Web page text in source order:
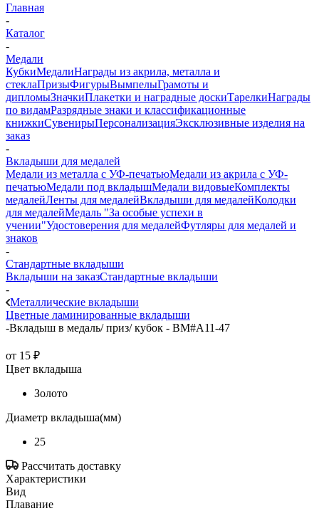
Главная
-
Каталог
-
Медали
КубкиМедалиНаграды из акрила, металла и
стеклаПризыФигурыВымпелыГрамоты и
дипломыЗначкиПлакетки и наградные доскиТарелкиНаграды
по видамРазрядные знаки и классификационные
книжкиСувенирыПерсонализацияЭксклюзивные изделия на
заказ
-
Вкладыши для медалей
Медали из металла с УФ-печатьюМедали из акрила с УФ-
печатьюМедали под вкладышМедали видовыеКомплекты
медалейЛенты для медалейВкладыши для медалейКолодки
для медалейМедаль "За особые успехи в
учении"Удостоверения для медалейФутляры для медалей и
знаков
-
Стандартные вкладыши
Вкладыши на заказСтандартные вкладыши
-
Металлические вкладыши
Цветные ламинированные вкладыши
-Вкладыш в медаль/ приз/ кубок - BM#A11-47
от 15 ₽
Цвет вкладыша
Золото
Диаметр вкладыша(мм)
25
Рассчитать доставку
Характеристики
Вид
Плавание